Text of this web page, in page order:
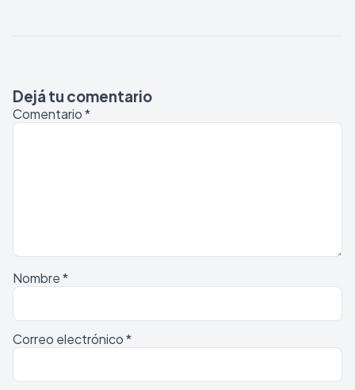
Dejá tu comentario
Comentario*
Nombre*
Correo electrónico*